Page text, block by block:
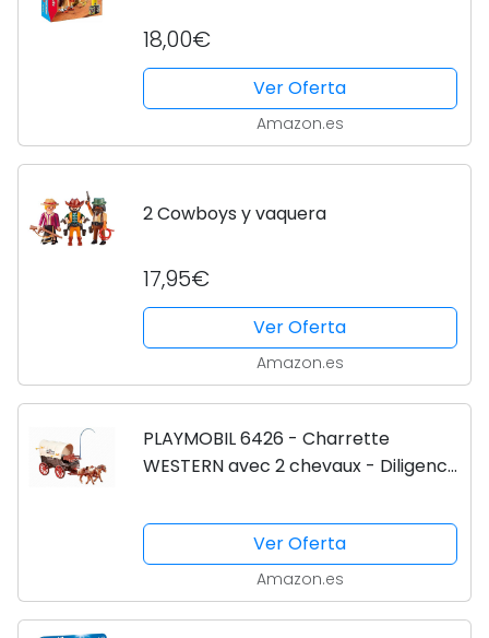
18,00€
Ver Oferta
Amazon.es
2 Cowboys y vaquera
17,95€
Ver Oferta
Amazon.es
PLAYMOBIL 6426 - Charrette
WESTERN avec 2 chevaux - Diligence
Ver Oferta
Amazon.es